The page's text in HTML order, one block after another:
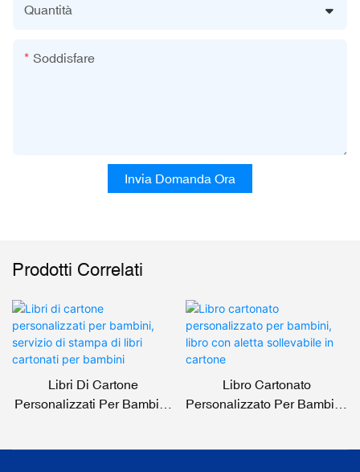
Quantità
Soddisfare
Invia Domanda Ora
Prodotti Correlati
Libri Di Cartone
Personalizzati Per Bambini,
Libro Cartonato
Personalizzato Per Bambini,